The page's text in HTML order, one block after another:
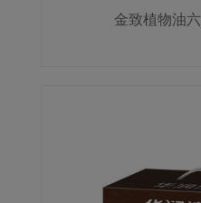
金致植物油